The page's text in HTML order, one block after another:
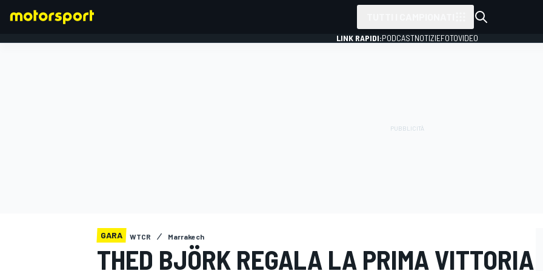
LINK RAPIDI:PODCASTNOTIZIEFOTOVIDEO
GARA WTCR Marrakech
THED BJÖRK REGALA LA PRIMA VITTORIA